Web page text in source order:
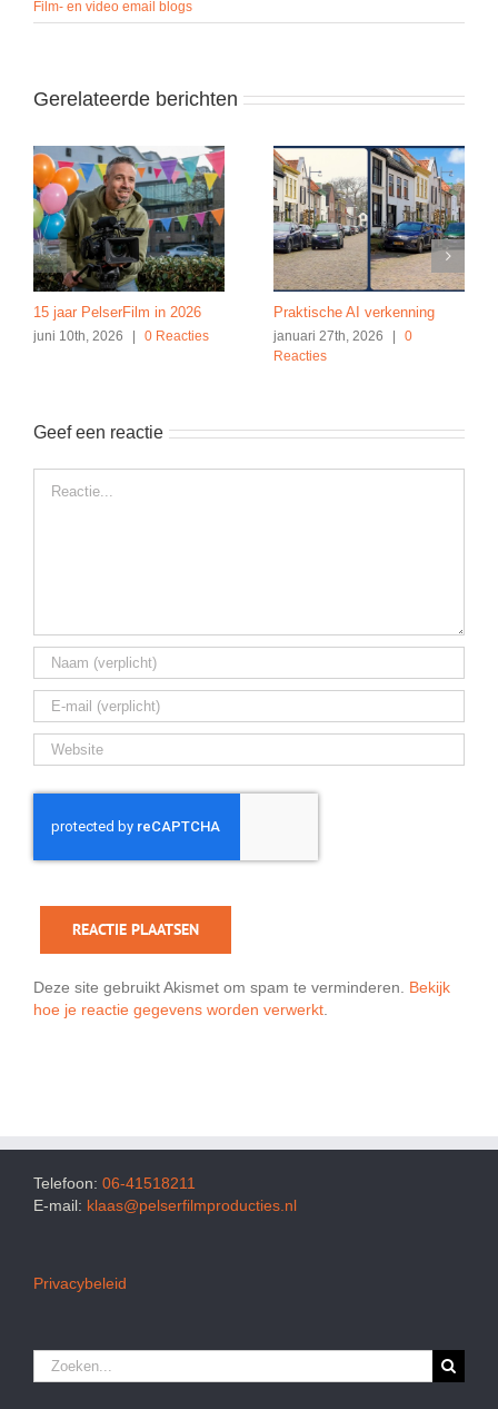
Film- en video email blogs
Gerelateerde berichten
15 jaar PelserFilm in 2026
juni 10th, 2026 0 Reacties
Praktische AI verkenning
januari 27th, 2026
0
Reacties
Geef een reactie
Deze site gebruikt Akismet om spam te verminderen. Bekijk
hoe je reactie gegevens worden verwerkt
Telefoon: 06-41518211
E-mail: klaas@pelserfilmproducties.nl
Privacybeleid
Zoeken
naar: